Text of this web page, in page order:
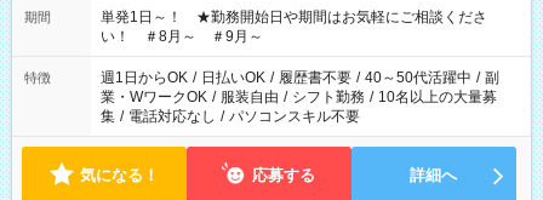
期間
単発1日～！ ★勤務開始日や期間はお気軽にご相談くださ
い！ ＃8月～ ＃9月～
特徴 週1日からOK / 日払いOK / 履歴書不要 / 40～50代活躍中 / 副
業・WワークOK / 服装自由 / シフト勤務 / 10名以上の大量募
集 / 電話対応なし / パソコンスキル不要
気になる！ 応募する 詳細へ